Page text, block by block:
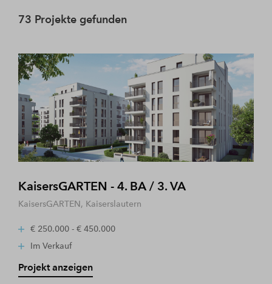
73 Projekte gefunden
KaisersGARTEN - 4. BA / 3. VA
KaisersGARTEN, Kaiserslautern
€ 250.000 - € 450.000
Im Verkauf
Projekt anzeigen